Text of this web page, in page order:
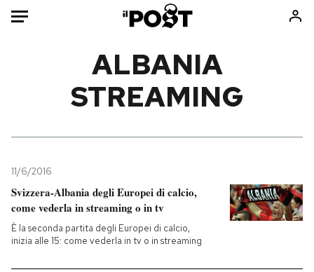
Mondo
Tecnologia
Internet
Cultura
Libri
Ok Boomer!
Europa
ALBANIA
STREAMING
11/6/2016
Svizzera-Albania degli Europei di calcio,
come vederla in streaming o in tv
È la seconda partita degli Europei di calcio,
inizia alle 15: come vederla in tv o in streaming